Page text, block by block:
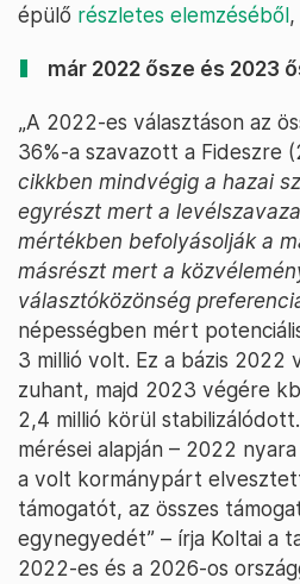
épülő részletes elemzéséből
már 2022 ősze és 2023
„A 2022-es választáson az
36%-a szavazott a Fideszre
cikkben mindvégig a hazai
egyrészt mert a
mértékben befolyásolják a
másrészt mert a
választóközönség
népességben mért
3 millió volt. Ez a bázis 2022
zuhant, majd 2023 végére
2,4 millió körül
mérései alapján – 2022
a volt kormánypárt
támogatót, az összes
egynegyedét” – írja Koltai a
2022-es és a 2026-os